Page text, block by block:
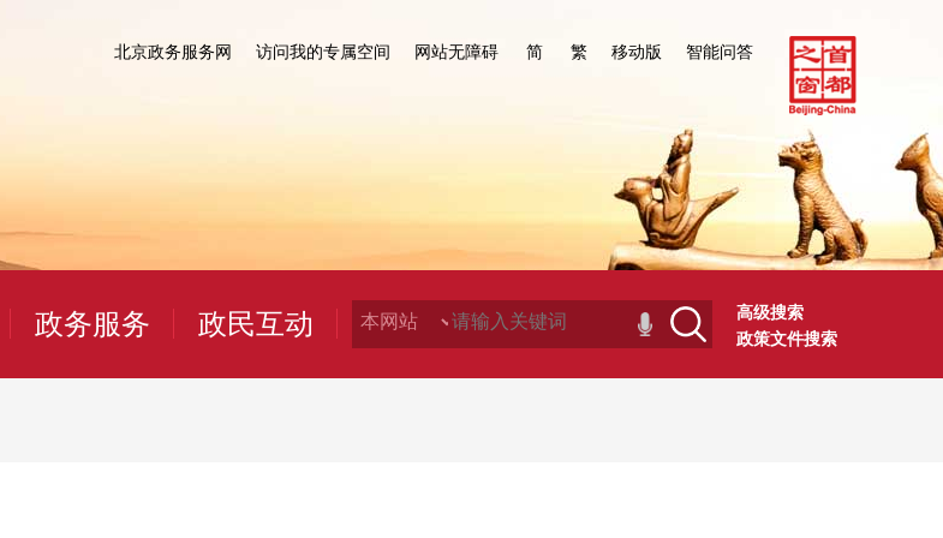
北京政务服务网 访问我的专属空间 网站无障碍 简 繁 移动版 智能问答
政务服务 政民互动
高级搜索
政策文件搜索